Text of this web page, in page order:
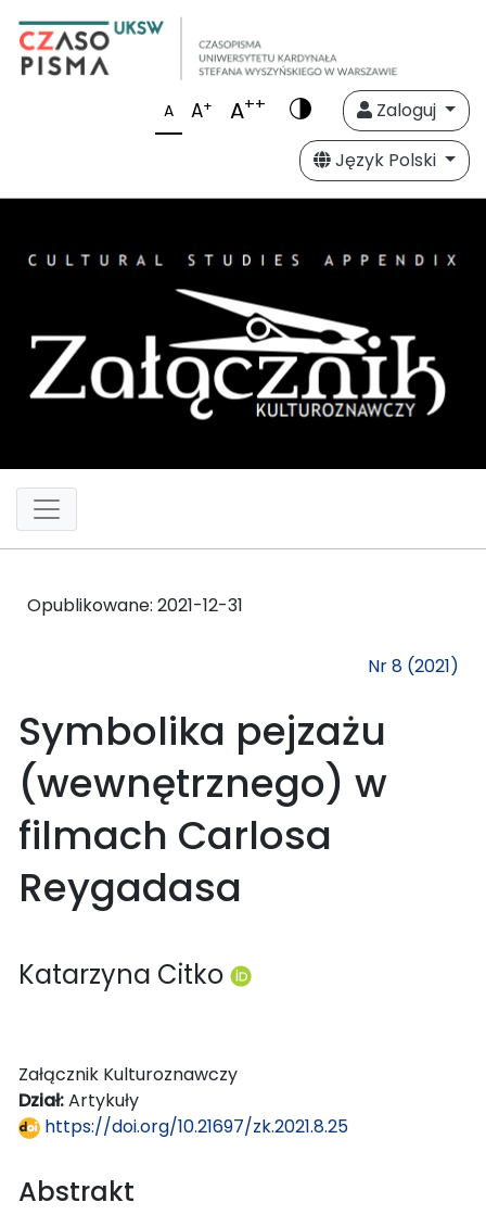
A A+ A++
Zaloguj
Język Polski
Opublikowane: 2021-12-31
Nr 8 (2021)
Symbolika pejzażu
(wewnętrznego) w
filmach Carlosa
Reygadasa
Katarzyna Citko
Załącznik Kulturoznawczy
Dział:Artykuły
https://doi.org/10.21697/zk.2021.8.25
Abstrakt